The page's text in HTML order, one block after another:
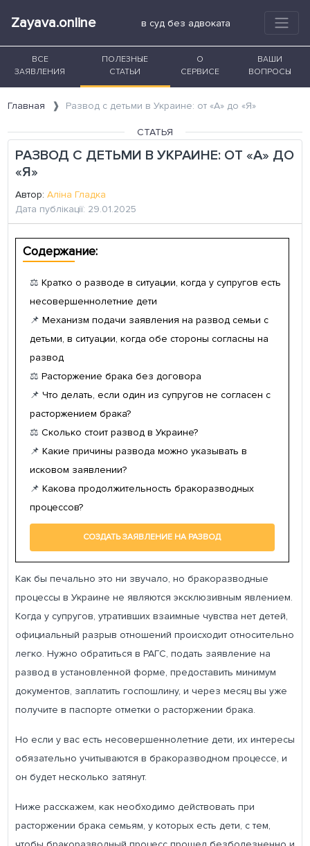
Zayava.online в суд без адвоката
ВСЕ
ЗАЯВЛЕНИЯ
ПОЛЕЗНЫЕ
СТАТЬИ
О
СЕРВИСЕ
ВАШИ
ВОПРОСЫ
Главная Развод с детьми в Украине: от «А» до «Я»
СТАТЬЯ
РАЗВОД С ДЕТЬМИ В УКРАИНЕ: ОТ «А» ДО
«Я»
Автор: Аліна Гладка
Дата публікації: 29.01.2025
Содержание:
⚖️ Кратко о разводе в ситуации, когда у супругов есть
несовершеннолетние дети
📌 Механизм подачи заявления на развод семьи с
детьми, в ситуации, когда обе стороны согласны на
развод
⚖️ Расторжение брака без договора
📌 Что делать, если один из супругов не согласен с
расторжением брака?
⚖️ Сколько стоит развод в Украине?
📌 Какие причины развода можно указывать в
исковом заявлении?
📌 Какова продолжительность бракоразводных
процессов?
СОЗДАТЬ ЗАЯВЛЕНИЕ НА РАЗВОД
Как бы печально это ни звучало, но бракоразводные
процессы в Украине не являются эксклюзивным явлением.
Когда у супругов, утративших взаимные чувства нет детей,
официальный разрыв отношений происходит относительно
легко. Нужно обратиться в РАГС, подать заявление на
развод в установленной форме, предоставить минимум
документов, заплатить госпошлину, и через месяц вы уже
получите в паспорте отметки о расторжении брака.
Но если у вас есть несовершеннолетние дети, их интересы
обязательно учитываются в бракоразводном процессе, и
он будет несколько затянут.
Ниже расскажем, как необходимо действовать при
расторжении брака семьям, у которых есть дети, с тем,